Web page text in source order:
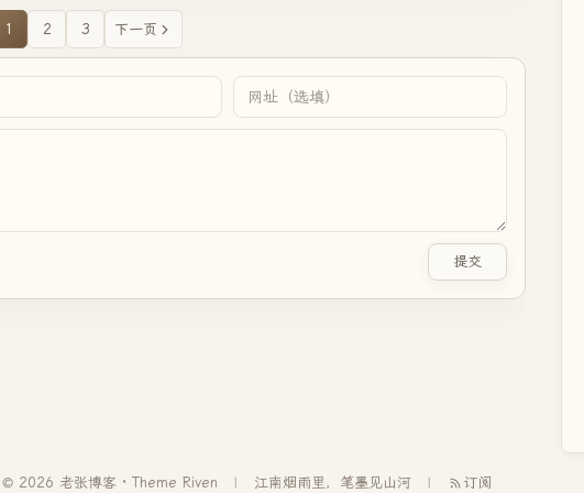
1 2 3 下一页
提交
© 2026 老张博客 · Theme Riven 江南烟雨里，笔墨见山河 订阅